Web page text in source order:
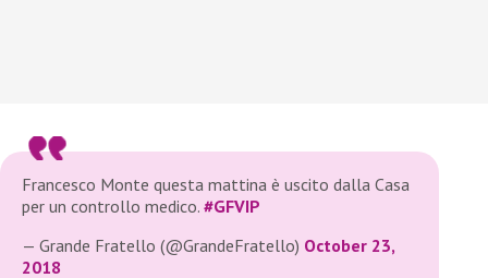
Francesco Monte questa mattina è uscito dalla Casa
per un controllo medico. #GFVIP
— Grande Fratello (@GrandeFratello) October 23,
2018